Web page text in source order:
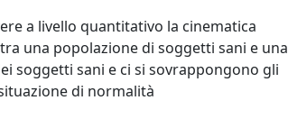
a livello quantitativo la cinematica
una popolazione di soggetti sani e una
soggetti sani e ci si sovrappongono gli
di normalità